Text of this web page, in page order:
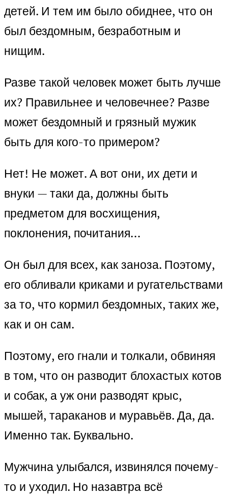
детей. И тем им было обиднее, что он
был бездомным, безработным и
нищим.
Разве такой человек может быть лучше
их? Правильнее и человечнее? Разве
может бездомный и грязный мужик
быть для кого-то примером?
Нет! Не может. А вот они, их дети и
внуки — таки да, должны быть
предметом для восхищения,
поклонения, почитания…
Он был для всех, как заноза. Поэтому,
его обливали криками и ругательствами
за то, что кормил бездомных, таких же,
как и он сам.
Поэтому, его гнали и толкали, обвиняя
в том, что он разводит блохастых котов
и собак, а уж они разводят крыс,
мышей, тараканов и муравьёв. Да, да.
Именно так. Буквально.
Мужчина улыбался, извинялся почему-
то и уходил. Но назавтра всё